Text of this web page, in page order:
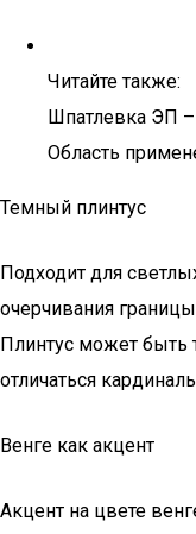
Читайте также:
Шпатлевка ЭП –
Область
Темный плинтус
Подходит для
очерчивания
Плинтус может быть
отличаться
Венге как акцент
Акцент на цвете